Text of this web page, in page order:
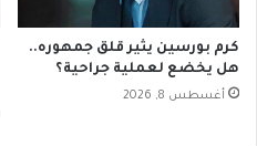
كرم بورسين يثير قلق جمهوره..
هل يخضع لعملية جراحية؟
أغسطس 8, 2026